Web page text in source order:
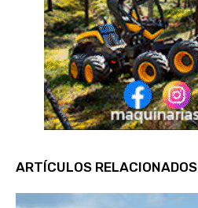
ARTÍCULOS RELACIONADOS